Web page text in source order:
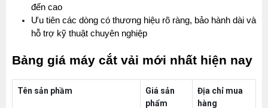
đến cao
Ưu tiên các dòng có thương hiệu rõ ràng, bảo hành dài và
hỗ trợ kỹ thuật chuyên nghiệp
Bảng giá máy cắt vải mới nhất hiện nay
Tên sản phầm
Giá sản
phẩm
Địa chỉ mua
hàng